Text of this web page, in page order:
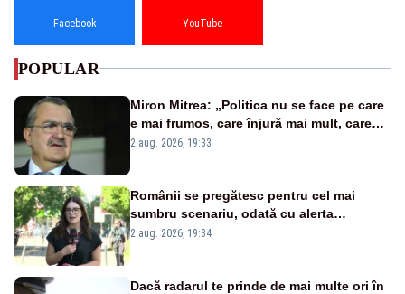
Facebook YouTube
POPULAR
Miron Mitrea: „Politica nu se face pe care
e mai frumos, care înjură mai mult, care
țipă mai tare, ci pe proiecte”
2 aug. 2026, 19:33
Românii se pregătesc pentru cel mai
sumbru scenariu, odată cu alerta
energetică
2 aug. 2026, 19:34
Dacă radarul te prinde de mai multe ori în